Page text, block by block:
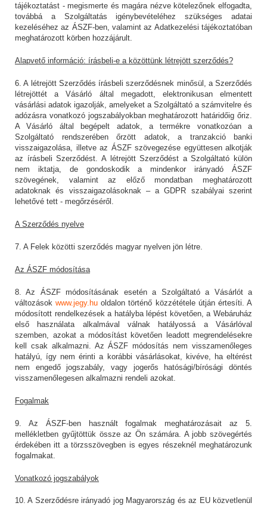
tájékoztatást - megismerte és magára nézve kötelezőnek elfogadta,
továbbá a Szolgáltatás igénybevételéhez szükséges adatai
kezeléséhez az ÁSZF-ben, valamint az Adatkezelési tájékoztatóban
meghatározott körben hozzájárult.
Alapvető információ: írásbeli-e a közöttünk létrejött szerződés?
6. A létrejött Szerződés írásbeli szerződésnek minősül, a Szerződés
létrejöttét a Vásárló által megadott, elektronikusan elmentett
vásárlási adatok igazolják, amelyeket a Szolgáltató a számvitelre és
adózásra vonatkozó jogszabályokban meghatározott határidőig őriz.
A Vásárló által begépelt adatok, a termékre vonatkozóan a
Szolgáltató rendszerében őrzött adatok, a tranzakció banki
visszaigazolása, illetve az ÁSZF szövegezése együttesen alkotják
az írásbeli Szerződést. A létrejött Szerződést a Szolgáltató külön
nem iktatja, de gondoskodik a mindenkor irányadó ÁSZF
szövegének, valamint az előző mondatban meghatározott
adatoknak és visszaigazolásoknak – a GDPR szabályai szerint
lehetővé tett - megőrzéséről.
A Szerződés nyelve
7. A Felek közötti szerződés magyar nyelven jön létre.
Az ÁSZF módosítása
8. Az ÁSZF módosításának esetén a Szolgáltató a Vásárlót a
változásokwww.jegy.hu oldalon történő közzététele útján értesíti. A
módosított rendelkezések a hatályba lépést követően, a Webáruház
első használata alkalmával válnak hatályossá a Vásárlóval
szemben, azokat a módosítást követően leadott megrendelésekre
kell csak alkalmazni. Az ÁSZF módosítás nem visszamenőleges
hatályú, így nem érinti a korábbi vásárlásokat, kivéve, ha eltérést
nem engedő jogszabály, vagy jogerős hatósági/bírósági döntés
visszamenőlegesen alkalmazni rendeli azokat.
Fogalmak
9. Az ÁSZF-ben használt fogalmak meghatározásait az 5.
mellékletben gyűjtöttük össze az Ön számára. A jobb szövegértés
érdekében itt a törzsszövegben is egyes részeknél meghatározunk
fogalmakat.
Vonatkozó jogszabályok
10. A Szerződésre irányadó jog Magyarország és az EU közvetlenül